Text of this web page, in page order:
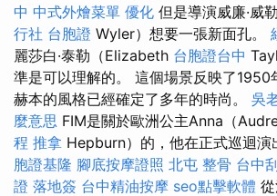
中 中式外燴菜單 優化 但是導演威廉·威
行社 台胞證 Wyler）想要一張新面孔。
麗莎白·泰勒（Elizabeth 台胞證台中
準是可以理解的。 這個場景反映了1950
赫本的風格已經確定了多年的時尚。 吳
麼意思 FIM是關於歐洲公主Anna（
程 推拿 Hepburn）的，他在正式巡迴演
胞證基隆 腳底按摩證照 北屯 整骨 台中
證 落地簽 台中精油按摩 seo點擊軟體